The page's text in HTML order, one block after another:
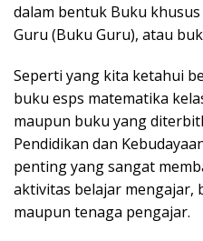
dalam bentuk Buku
Guru (Buku Guru), atau
Seperti yang kita ketahui
buku esps matematika
maupun buku yang
Pendidikan dan
penting yang sangat
aktivitas belajar mengajar,
maupun tenaga pengajar.